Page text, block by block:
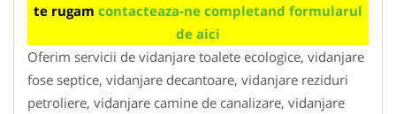
te rugam contacteaza-ne completand formularul
de aici
Oferim servicii de vidanjare toalete ecologice, vidanjare
fose septice, vidanjare decantoare, vidanjare reziduri
petroliere, vidanjare camine de canalizare, vidanjare